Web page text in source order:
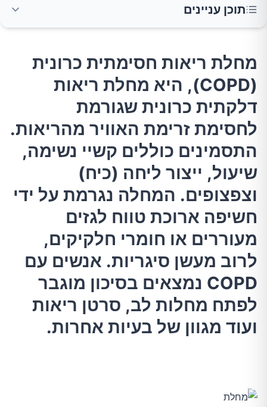
תוכן עניינים
מחלת ריאות דלקתית כרונית שגורמת לחסימת
זרימת האוויר מהריאות. התסמינים כוללים קשיי
נשימה, שיעול, ייצור ליחה (כיח) וצפצופים. המחלה
נגרמת על ידי חשיפה ארוכת טווח לגזים מעוררים
או חומרי חלקיקים, לרוב מעשן סיגריות. אנשים עם
COPD נמצאים בסיכון מוגבר לפתח מחלות לב,
סרטן ריאות ועוד מגוון של בעיות אחרות.
תסמינים
גורמים
איך הריאות מושפעות
הסיבות לחסימה בדרכי הנשימה
חוסר באלפא 1- אנטיטריפסין
מחלת ריאות חסימתית כרונית
(COPD), היא מחלת ריאות
דלקתית כרונית שגורמת
לחסימת זרימת האוויר מהריאות.
התסמינים כוללים קשיי נשימה,
שיעול, ייצור ליחה (כיח)
וצפצופים. המחלה נגרמת על ידי
חשיפה ארוכת טווח לגזים
מעוררים או חומרי חלקיקים,
לרוב מעשן סיגריות. אנשים עם
COPD נמצאים בסיכון מוגבר
לפתח מחלות לב, סרטן ריאות
ועוד מגוון של בעיות אחרות.